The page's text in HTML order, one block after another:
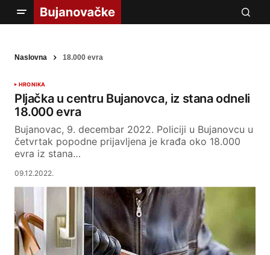
Naslovna 18.000 evra
HRONIKA
Pljačka u centru Bujanovca, iz stana odneli
18.000 evra
Bujanovac, 9. decembar 2022. Policiji u Bujanovcu u
četvrtak popodne prijavljena je krađa oko 18.000
evra iz stana…
09.12.2022.